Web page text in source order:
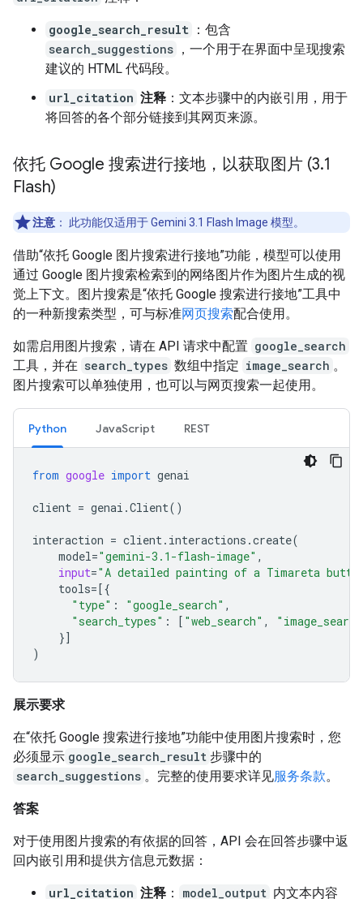
google_search_result ：包含
search_suggestions ，一个用于在界面中呈现搜索
建议的 HTML 代码段。
url_citation 注释 ：文本步骤中的内嵌引用，用于
将回答的各个部分链接到其网页来源。
依托 Google 搜索进行接地，以获取图片 (3.1
Flash)
注意 ： 此功能仅适用于 Gemini 3.1 Flash Image 模型。
借助“依托 Google 图片搜索进行接地”功能，模型可以使用
通过 Google 图片搜索检索到的网络图片作为图片生成的视
觉上下文。图片搜索是“依托 Google 搜索进行接地”工具中
的一种新搜索类型，可与标准网页搜索配合使用。
如需启用图片搜索，请在 API 请求中配置 google_search
工具，并在 search_types 数组中指定 image_search 。
图片搜索可以单独使用，也可以与网页搜索一起使用。
Python JavaScript REST
from google import genai
client = genai .Client()
interaction = client . interactions .create(
model="gemini-3.1-flash-image" ,
input="A detailed painting of a Timareta
tools=[{
"type" : "google_search" ,
"search_types" : [ "web_search" ,
}]
)
展示要求
在“依托 Google 搜索进行接地”功能中使用图片搜索时，您
必须显示 google_search_result 步骤中的
search_suggestions 。完整的使用要求详见服务条款。
答案
对于使用图片搜索的有依据的回答，API 会在回答步骤中返
回内嵌引用和提供方信息元数据：
url_citation 注释 ： model_output 内文本内容